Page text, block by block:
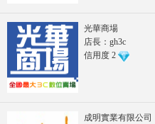
光華商場
店長：gh3c
信用度 2
成明實業有限公司